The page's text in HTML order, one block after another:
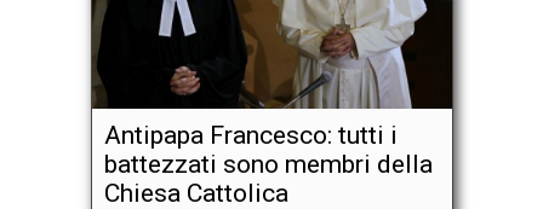
Antipapa Francesco: tutti i
battezzati sono membri della
Chiesa Cattolica